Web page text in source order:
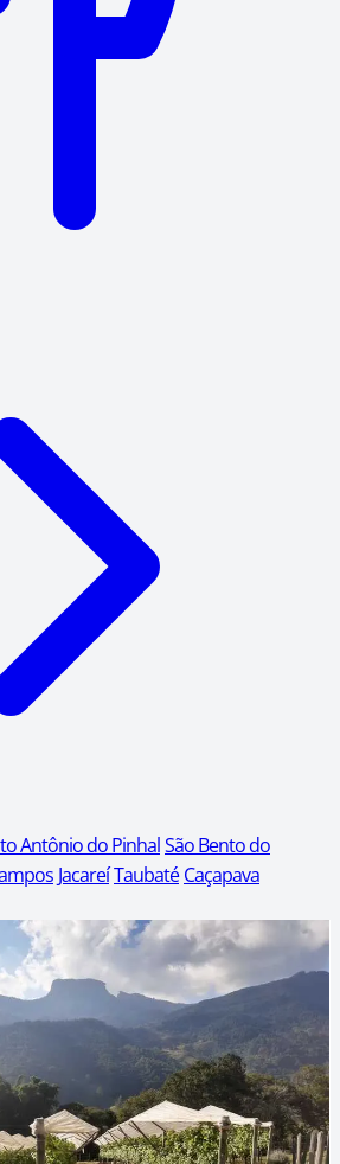
Antônio do PinhalSão Bento do
JacareíTaubaté Caçapava